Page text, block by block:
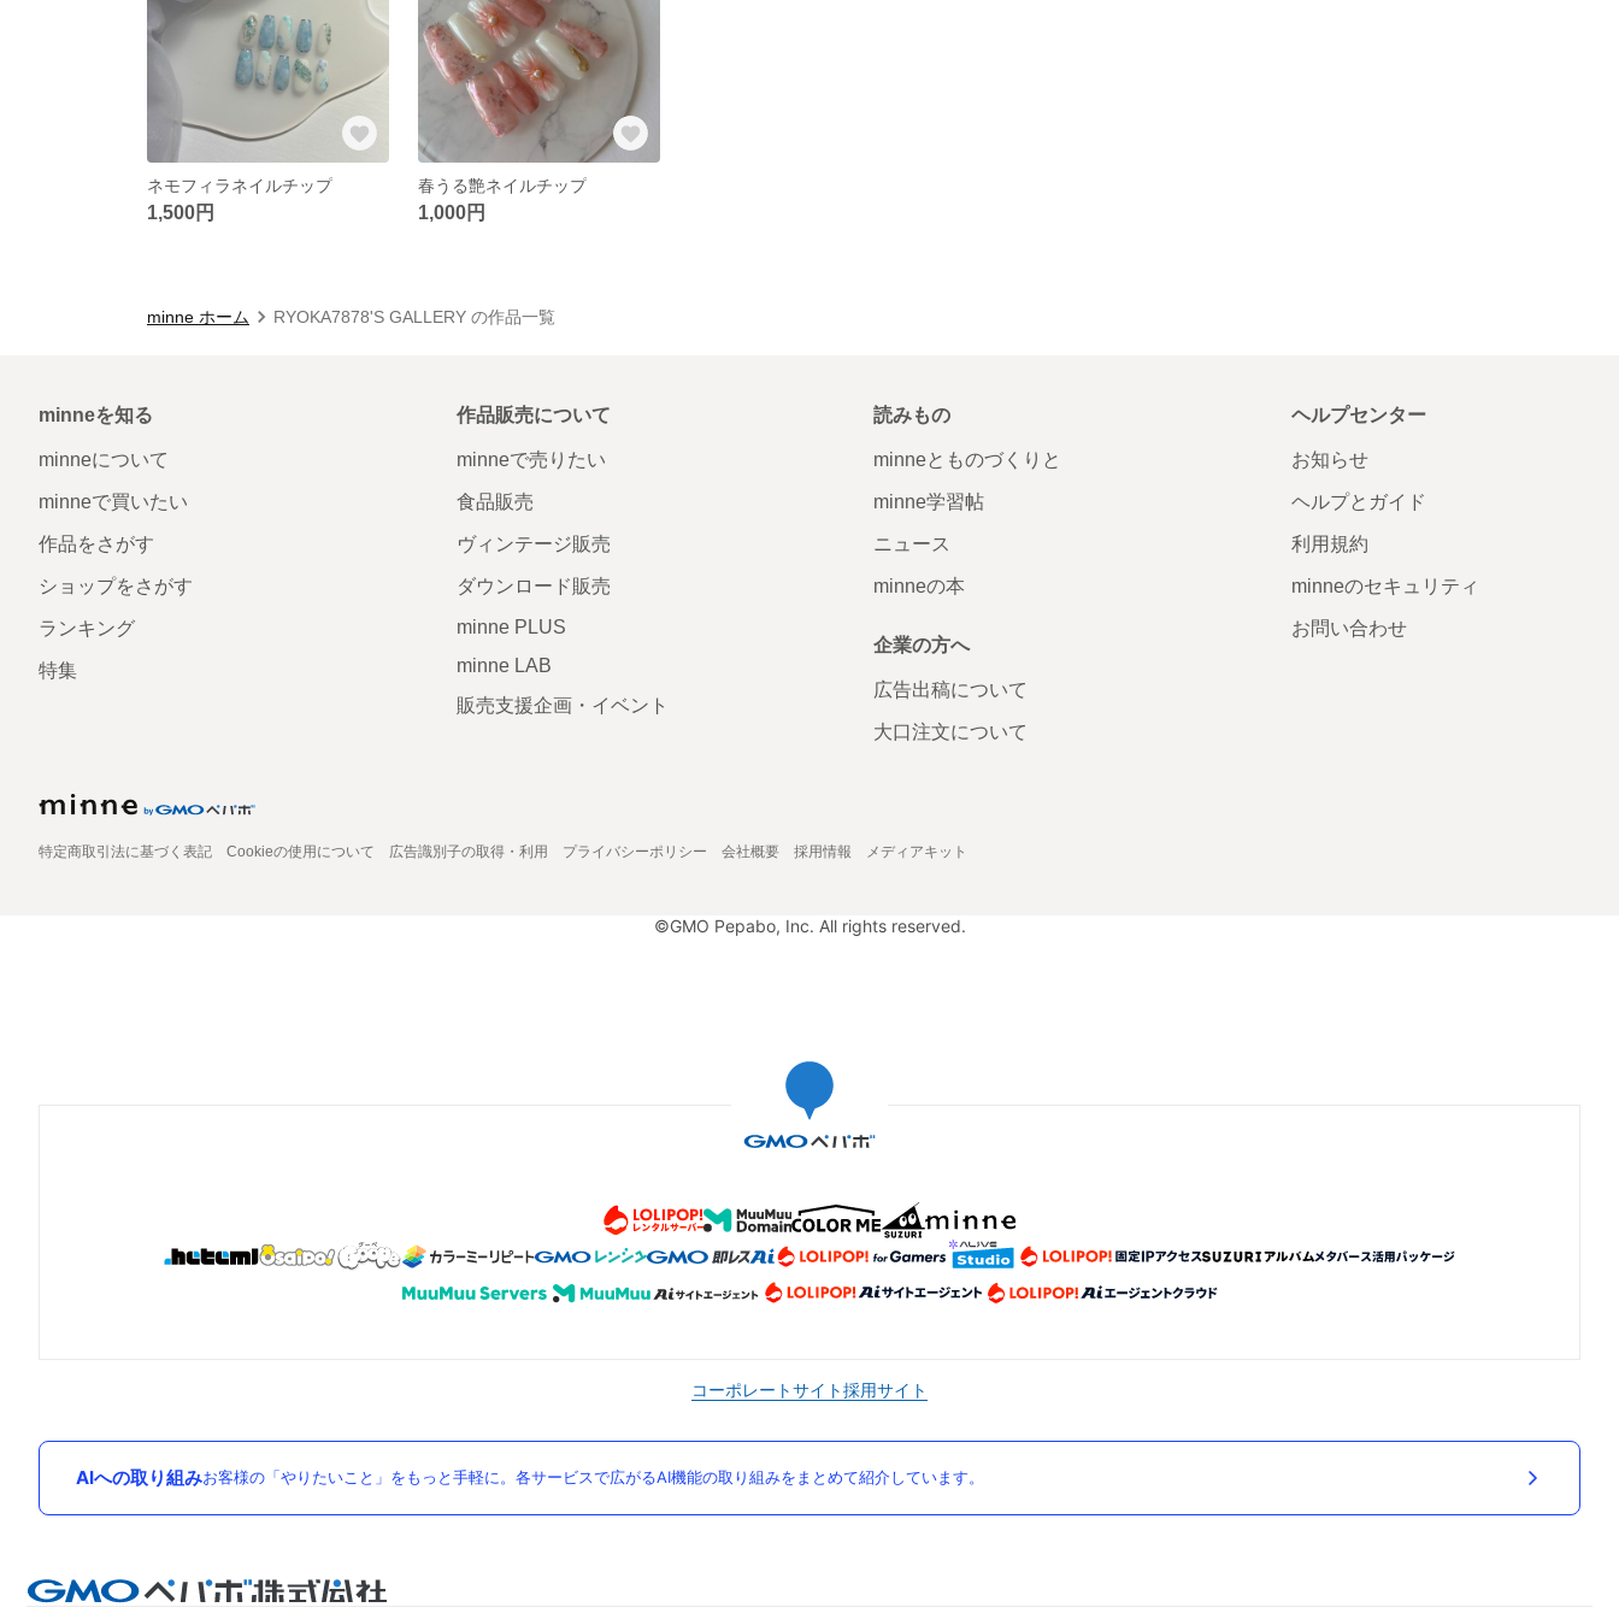
ネモフィラネイルチップ
1,500円
春うる艶ネイルチップ
1,000円
minne ホーム RYOKA7878'S GALLERY の作品一覧
minneを知る
minneについて
minneで買いたい
作品をさがす
ショップをさがす
ランキング
特集
作品販売について
minneで売りたい
食品販売
ヴィンテージ販売
ダウンロード販売
minne PLUS
minne LAB
販売支援企画・イベント
読みもの
minneとものづくりと
minne学習帖
ニュース
minneの本
企業の方へ
広告出稿について
大口注文について
ヘルプセンター
お知らせ
ヘルプとガイド
利用規約
minneのセキュリティ
お問い合わせ
特定商取引法に基づく表記 Cookieの使用について 広告識別子の取得・利用 プライバシーポリシー 会社概要 採用情報 メディアキット
©GMO Pepabo, Inc. All rights reserved.
コーポレートサイト採用サイト
AIへの取り組みお客様の「やりたいこと」をもっと手軽に。各サービスで広がるAI機能の取り組みをまとめて紹介しています。